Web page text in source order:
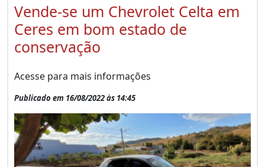
Vende-se um Chevrolet Celta em
Ceres em bom estado de
conservação
Acesse para mais informações
Publicado em 16/08/2022 às 14:45